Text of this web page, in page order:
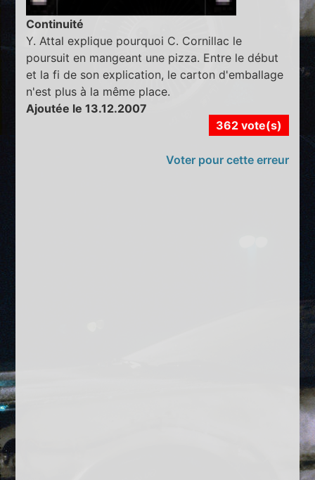
Continuité
Y. Attal explique pourquoi C. Cornillac le
poursuit en mangeant une pizza. Entre le début
et la fi de son explication, le carton d'emballage
n'est plus à la même place.
Ajoutée le 13.12.2007
362 vote(s)
Voter pour cette erreur